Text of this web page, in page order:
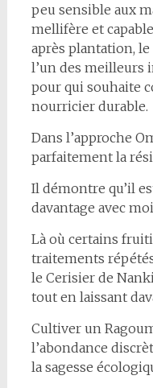
peu sensible aux
mellifère et
après plantation,
l’un des meilleurs
pour qui souhaite
nourricier durable.
Dans l’approche
parfaitement la
Il démontre qu’il
davantage avec
Là où certains
traitements
le Cerisier de
tout en laissant
Cultiver un
l’abondance
la sagesse